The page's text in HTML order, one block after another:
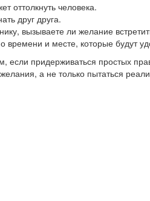
оттолкнуть человека.
друг друга.
вызываете ли желание
времени и месте, которые будут
если придерживаться простых
а не только пытаться